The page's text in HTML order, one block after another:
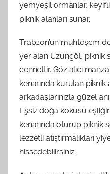
yemyeşil ormanlar,
piknik alanları sunar.
Trabzon’un muhteşem
yer alan Uzungöl, piknik
cennettir. Göz alıcı
kenarında kurulan piknik
arkadaşlarınızla güzel
Eşsiz doğa kokusu
kenarında oturup piknik
lezzetli atıştırmalıkları
hissedebilirsiniz.